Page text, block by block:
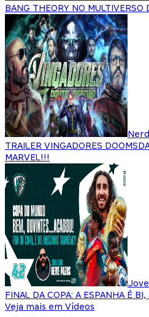
BANG THEORY NO MULTIVERSO
TRAILER VINGADORES
MARVEL!!!
FINAL DA COPA: A ESPANHA É
Veja mais em Vídeos